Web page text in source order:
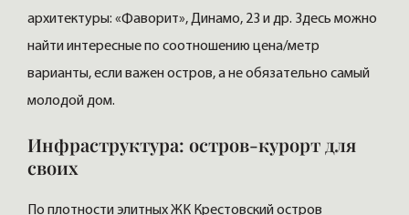
архитектуры: «Фаворит», Динамо, 23 и др. Здесь можно
найти интересные по соотношению цена/метр
варианты, если важен остров, а не обязательно самый
молодой дом.
Инфраструктура: остров-курорт для
своих
По плотности элитных ЖК Крестовский остров